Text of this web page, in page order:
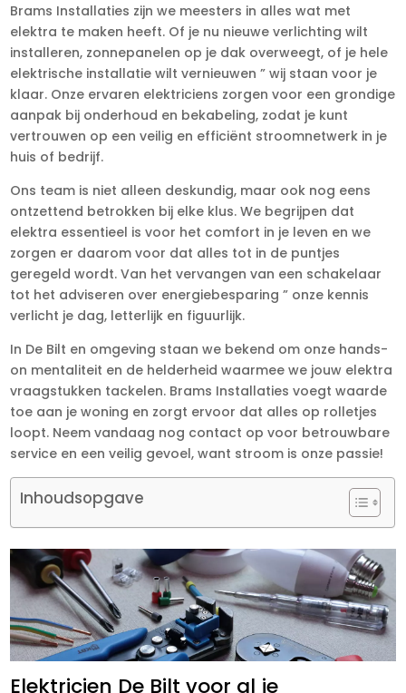
Brams Installaties zijn we meesters in alles wat met
elektra te maken heeft. Of je nu nieuwe verlichting wilt
installeren, zonnepanelen op je dak overweegt, of je hele
elektrische installatie wilt vernieuwen ” wij staan voor je
klaar. Onze ervaren elektriciens zorgen voor een grondige
aanpak bij onderhoud en bekabeling, zodat je kunt
vertrouwen op een veilig en efficiënt stroomnetwerk in je
huis of bedrijf.
Ons team is niet alleen deskundig, maar ook nog eens
ontzettend betrokken bij elke klus. We begrijpen dat
elektra essentieel is voor het comfort in je leven en we
zorgen er daarom voor dat alles tot in de puntjes
geregeld wordt. Van het vervangen van een schakelaar
tot het adviseren over energiebesparing ” onze kennis
verlicht je dag, letterlijk en figuurlijk.
In De Bilt en omgeving staan we bekend om onze hands-
on mentaliteit en de helderheid waarmee we jouw elektra
vraagstukken tackelen. Brams Installaties voegt waarde
toe aan je woning en zorgt ervoor dat alles op rolletjes
loopt. Neem vandaag nog contact op voor betrouwbare
service en een veilig gevoel, want stroom is onze passie!
Inhoudsopgave
Elektricien De Bilt voor al je